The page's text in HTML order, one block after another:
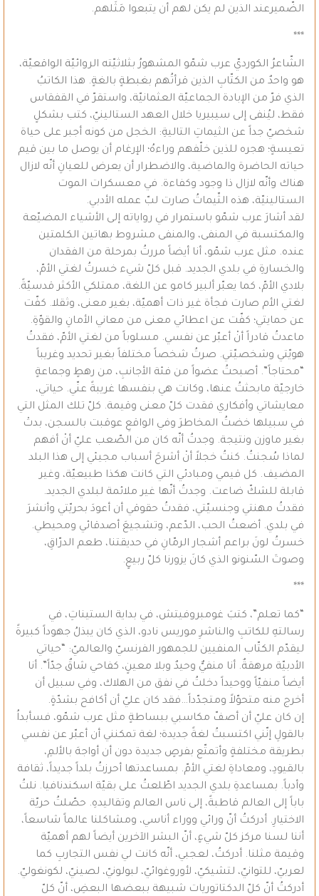
الضّميرعند الذين لم يكن لهم أن يتبعوا مَثَلهم.
***
الشّاعرُ الكورديّ عرب شمّو المشهورُ بثلاثيّته الروائيّة الواقعيّة،
هو واحدٌ من الكتّابِ الذين قرأتُهم بغبطةٍ بالغةٍ. هذا الكاتبُ
الذي فرّ من الإبادة الجماعيّة العثمانيّة، واستقرّ في القفقاس
فقط، ليُنفى إلى سيبيريا خلال العهد الستالينيّ، كتب بشكلٍ
شخصيّ جداً عن الثيماتِ التاليةِ: الخجل من كونه أجبر على حياة
تعيسةٍ؛ هجره للذين خلّفهم وراءهُ؛ الإرغام أن يوصل ما بين قيم
حياته الحاضرة والماضية، والاضطرار أن يعرض للعيانِ أنّه لازال
هناك وأنّه لازال ذا وجود وكفاءة. في معسكرات الموت
الستالينيّة، هذه الثّيماتُ صارت لبّ عمله الأدبي.
لقد أشارَ عرب شمّو باستمرار في رواياته إلى الأشياء المضيّعة
والمكتسبة في المنفى، والمنفى مشروط بهاتين الكلمتين
عنده. مثل عرب شمّو، أنا أيضاً مررتُ بمرحلة من الفقدان
والخسارةِ في بلدي الجديد. قبل كلّ شيء خسرتُ لغتي الأمّ،
بلادي الأمّ، كما يعبّر ألبير كامو عن اللغة، ممتلكي الأكثر قدسيّةً.
لغتي الأم صارت فجأة غير ذات أهميّة، بغير معنى، وثقلا. كفّت
عن حمايتي؛ كفّت عن اعطائي معنى من معاني الأمانِ والقوّةِ.
ماعدتُ قادراً أنْ أعبّر عن نفسي. مسلوباً من لغتي الأمّ، فقدتُ
هويّتي وشخصيّتي. صرتُ شخصاً مختلفاً بغير تحديد وغريباً
“محتاجاً”. أصبحتُ عضواً من فئة الأجانبِ، من رهطٍ وجماعةٍ
خارجيّة مابحثتُ عنها، وكانت هي بنفسها غريبةً عنّي. حياتي،
معايشاتي وأفكاري فقدت كلّ معنى وقيمة. كلّ تلك المثل التي
في سبيلها خضتُ المخاطرَ وفي الواقعِ عوقبت بالسجن، بدتْ
بغير ماوزن ونتيجة. وجدتُ أنّه كان من الصّعب عليّ أنْ أفهم
لماذا سُجنتُ. كنتُ خجلاً أنْ أشرحَ أسباب مجيئي إلى هذا البلد
المضيف. كل قيمي ومبادئي التي كانت هكذا طبيعيّة، وغير
قابلة للشكّ ضاعت. وجدتُ أنّها غير ملائمة لبلدي الجديد.
فقدتُ مهنتي وجنسيّتي، فقدتُ حقوقي أن أعودَ بحريّتي وأنشرَ
في بلدي. أضعتُ الحب، الدّعم، وتشجيعَ أصدقائي ومحيطي.
خسرتُ لونَ براعم أشجار الرمّانِ في حديقتنا، طعم الدرّاقِ،
وصوتَ السّنونو الذي كانَ يزورنا كلّ ربيعٍ.
***
“كما تعلم”، كتبَ غومبروفيتش، في بداية الستيناتِ، في
رسالتهِ للكاتبِ والناشرِ موريس نادو، الذي كان يبذلُ جهوداً كبيرةً
ليقدّم الكتّاب المنفيين للجمهور الفرنسيّ والعالميّ: “حياتي
الأدبيّة مرهقةٌ. أنا منفيٌّ وحيدٌ وبلا معينٍ، كفاحي شاقٌ جدّاً”. أنا
أيضاً منفيّاً ووحيداً دخلتُ في نفق من الهلاك، وفي سبيل أن
أخرج منه متحوّلاً ومتجدّداً…فقد كان عليّ أن أكافح بشدّةٍ.
إن كان عليّ أن أصفّ مكاسبي ببساطةٍ مثل عرب شمّو، فسأبداُ
بالقولِ إنّني اكتسبتُ لغةً جديدة؛ لغة تمكنني أن أعبّر عن نفسي
بطريقة مختلفةٍ وأتمتّع بفرصٍ جديدة دون أن أواجهَ بالألمِ،
بالقيودِ، ومعاداةِ لغتي الأمّ. بمساعدتها أحرزتُ بلداً جديداً، ثقافة
وأدباً. بمساعدةِ بلدي الجديد اطّلعتُ على بقيّة اسكندنافيا. نلتُ
باباً إلى العالم قاطبةً، إلى ناس العالم وتقاليدهِ. حصّلتُ حريّة
الاختيارِ. أدركتُ أنّ ورائي ووراء أناسي، ومشاكلنا عالماً شاسعاً،
أننا لسنا مركز كلّ شيءٍ، أنّ البشر الآخرين أيضاً لهم أهميّة
وقيمة مثلنا. أدركتُ، لعجبي، أنّه كانت لي نفس التجاربِ كما
لعربيّ، للتوانيّ، لتشيكيّ، لأوروغوائيّ، لبولونيّ، لصينيّ، لكونغوليّ.
أدركتُ أنّ كلّ الدكتاتوريات شبيهة ببعضها البعضِ، أنّ كلّ